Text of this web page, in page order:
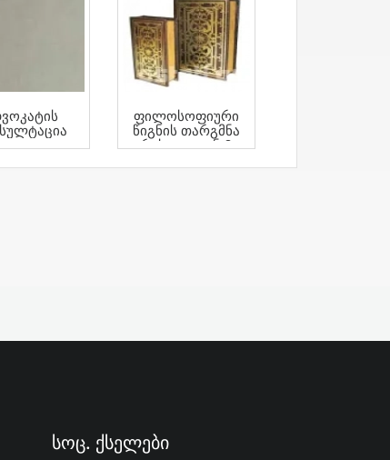
Ფილოსოფიური
Წიგნის Თარგმნა
Რუსულიდან ®
Სოც. Ქსელები